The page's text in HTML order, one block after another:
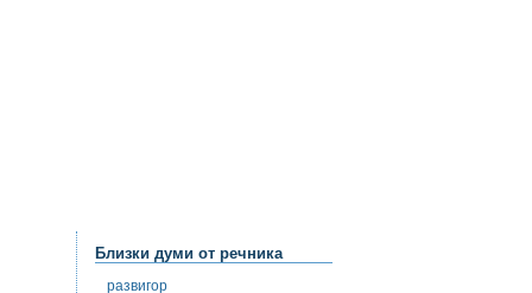
Близки думи от речника
развигор